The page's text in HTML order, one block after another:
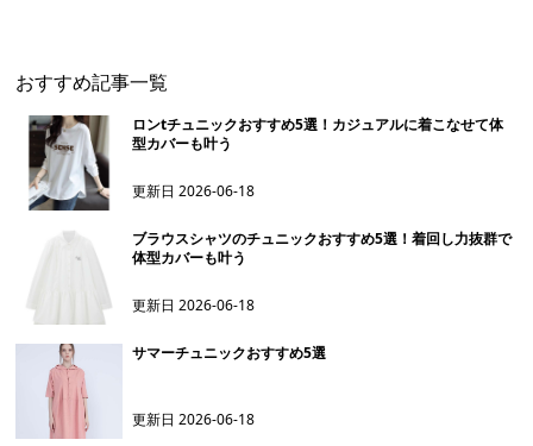
おすすめ記事一覧
ロンtチュニックおすすめ5選！カジュアルに着こなせて体
型カバーも叶う
更新日2026-06-18
ブラウスシャツのチュニックおすすめ5選！着回し力抜群で
体型カバーも叶う
更新日2026-06-18
サマーチュニックおすすめ5選
更新日2026-06-18